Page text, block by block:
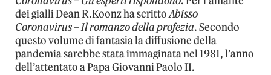
dei gialli Dean R.Koonz ha scrittoAbisso
Coronavirus – Il romanzo della profezia. Secondo
questo volume di fantasia la diffusione della
pandemia sarebbe stata immaginata nel 1981, l’anno
dell’attentato a Papa Giovanni Paolo II.